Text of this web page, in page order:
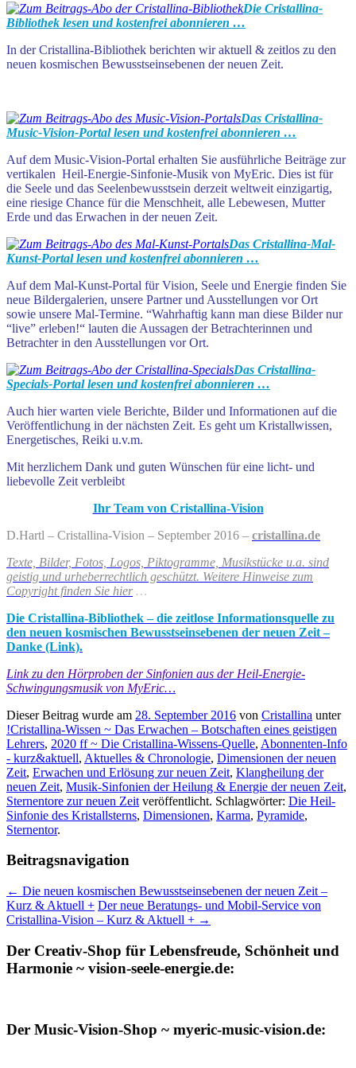
Die Cristallina-
Bibliothek lesen und kostenfrei abonnieren …
In der Cristallina-Bibliothek berichten wir aktuell & zeitlos zu den
neuen kosmischen Bewusstseinsebenen der neuen Zeit.
Das Cristallina-
Music-Vision-Portal lesen und kostenfrei abonnieren …
Auf dem Music-Vision-Portal erhalten Sie ausführliche Beiträge zur
vertikalen Heil-Energie-Sinfonie-Musik von MyEric. Dies ist für
die Seele und das Seelenbewusstsein derzeit weltweit einzigartig,
eine riesige Chance für die Menschheit, alle Lebewesen, Mutter
Erde und das Erwachen in der neuen Zeit.
Das Cristallina-Mal-
Kunst-Portal lesen und kostenfrei abonnieren …
Auf dem Mal-Kunst-Portal für Vision, Seele und Energie finden Sie
neue Bildergalerien, unsere Partner und Ausstellungen vor Ort
sowie unsere Mal-Termine. “Wahrhaftig kann man diese Bilder nur
“live” erleben!“ lauten die Aussagen der Betrachterinnen und
Betrachter in den Ausstellungen vor Ort.
Das Cristallina-
Specials-Portal lesen und kostenfrei abonnieren …
Auch hier warten viele Berichte, Bilder und Informationen auf die
Veröffentlichung in der nächsten Zeit. Es geht um Kristallwissen,
Energetisches, Reiki u.v.m.
Mit herzlichem Dank und guten Wünschen für eine licht- und
liebevolle Zeit verbleibt
Ihr Team von Cristallina-Vision
D.Hartl – Cristallina-Vision – September 2016 – cristallina.de
Texte, Bilder, Fotos, Logos, Piktogramme, Musikstücke u.a. sind
geistig und urheberrechtlich geschützt. Weitere Hinweise zum
Copyright finden Sie hier …
Die Cristallina-Bibliothek – die zeitlose Informationsquelle zu
den neuen kosmischen Bewusstseinsebenen der neuen Zeit –
Danke (Link).
Link zu den Hörproben der Sinfonien aus der Heil-Energie-
Schwingungsmusik von MyEric…
Dieser Beitrag wurde am 28. September 2016 von Cristallina unter
!Cristallina-Wissen ~ Das Erwachen – Botschaften eines geistigen
Lehrers, 2020 ff ~ Die Cristallina-Wissens-Quelle, Abonnenten-Info
- kurz&aktuell, Aktuelles & Chronologie, Dimensionen der neuen
Zeit, Erwachen und Erlösung zur neuen Zeit, Klangheilung der
neuen Zeit, Musik-Sinfonien der Heilung & Energie der neuen Zeit,
Sternentore zur neuen Zeit veröffentlicht. Schlagwörter: Die Heil-
Sinfonie des Kristallsterns, Dimensionen, Karma, Pyramide,
Sternentor.
Beitragsnavigation
← Die neuen kosmischen Bewusstseinsebenen der neuen Zeit –
Kurz & Aktuell + Der neue Beratungs- und Mobil-Service von
Cristallina-Vision – Kurz & Aktuell + →
Der Creativ-Shop für Lebensfreude, Schönheit und
Harmonie ~ vision-seele-energie.de:
Der Music-Vision-Shop ~ myeric-music-vision.de: